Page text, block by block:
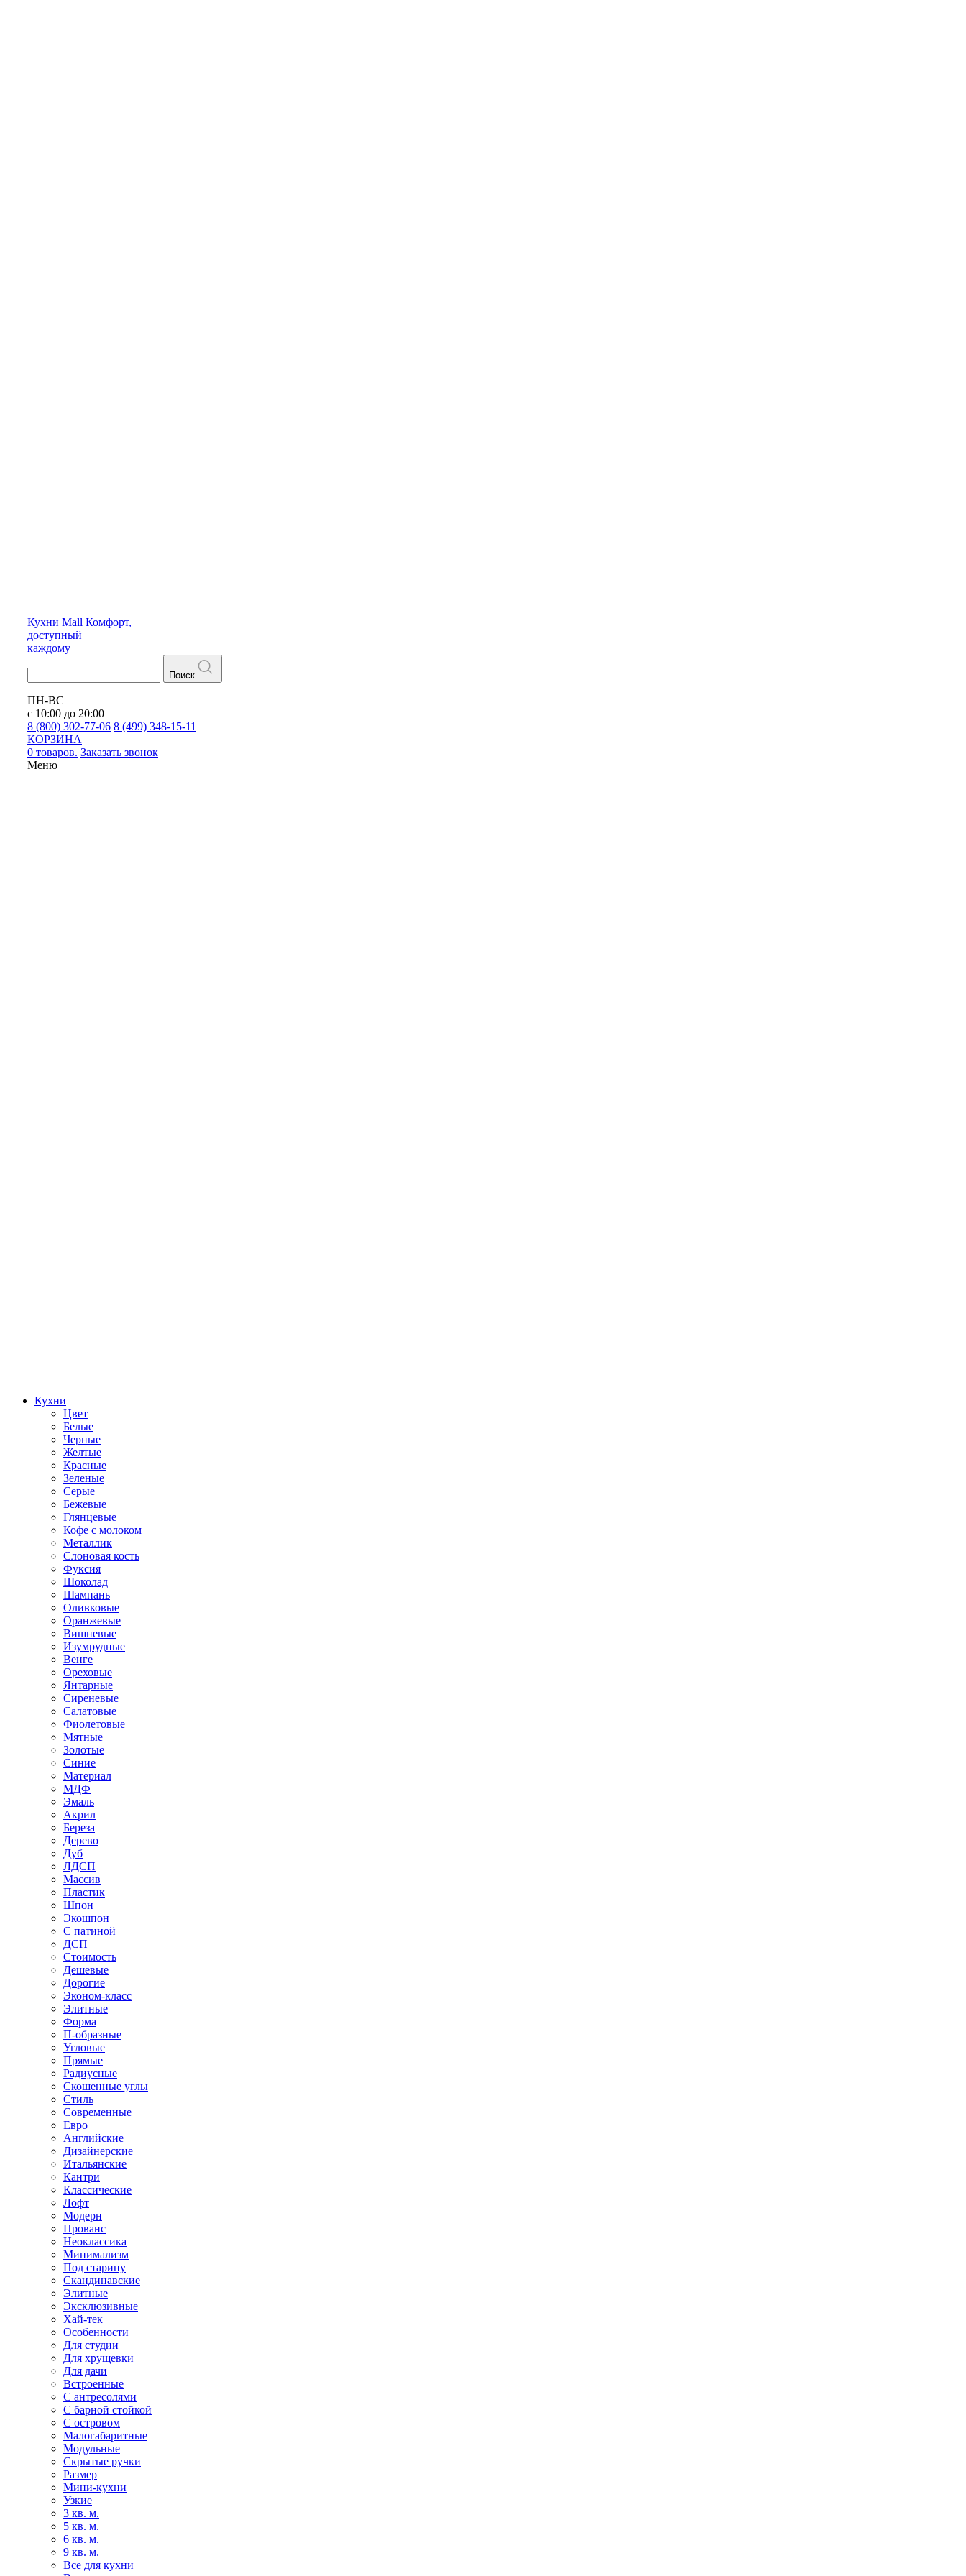
Кухни Mall Комфорт,
доступный
каждому
Поиск
ПН-ВС
с 10:00 до 20:00
8 (800) 302-77-06 8 (499) 348-15-11
КОРЗИНА
0 товаров. Заказать звонок
Меню
Кухни
Цвет
Белые
Черные
Желтые
Красные
Зеленые
Серые
Бежевые
Глянцевые
Кофе с молоком
Металлик
Слоновая кость
Фуксия
Шоколад
Шампань
Оливковые
Оранжевые
Вишневые
Изумрудные
Венге
Ореховые
Янтарные
Сиреневые
Салатовые
Фиолетовые
Мятные
Золотые
Синие
Материал
МДФ
Эмаль
Акрил
Береза
Дерево
Дуб
ЛДСП
Массив
Пластик
Шпон
Экошпон
С патиной
ДСП
Стоимость
Дешевые
Дорогие
Эконом-класс
Элитные
Форма
П-образные
Угловые
Прямые
Радиусные
Скошенные углы
Стиль
Современные
Евро
Английские
Дизайнерские
Итальянские
Кантри
Классические
Лофт
Модерн
Прованс
Неоклассика
Минимализм
Под старину
Скандинавские
Элитные
Эксклюзивные
Хай-тек
Особенности
Для студии
Для хрущевки
Для дачи
Встроенные
С антресолями
С барной стойкой
С островом
Малогабаритные
Модульные
Скрытые ручки
Размер
Мини-кухни
Узкие
3 кв. м.
5 кв. м.
6 кв. м.
9 кв. м.
Все для кухни